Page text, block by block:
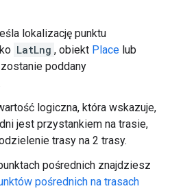
lokalizację punktu
LatLng , obiekt Place lub
poddany
logiczna, która wskazuje,
jest przystankiem na trasie,
trasy na 2 trasy.
pośrednich znajdziesz
pośrednich na trasach